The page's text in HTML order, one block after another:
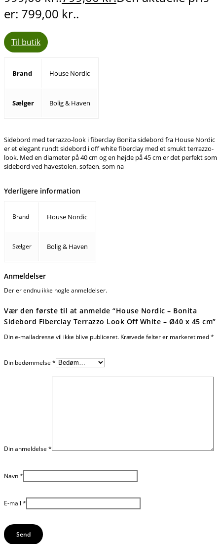
er: 799,00 kr..
Til butik
Brand House Nordic
Sælger Bolig & Haven
Sidebord med terrazzo-look i fiberclay Bonita sidebord fra House Nordic
er et elegant rundt sidebord i off white fiberclay med et smukt terrazzo-
look. Med en diameter på 40 cm og en højde på 45 cm er det perfekt som
sidebord ved havestolen, sofaen, som na
Yderligere information
Brand House Nordic
Sælger Bolig & Haven
Anmeldelser
Der er endnu ikke nogle anmeldelser.
Vær den første til at anmelde “House Nordic – Bonita
Sidebord Fiberclay Terrazzo Look Off White – Ø40 x 45 cm”
Din e-mailadresse vil ikke blive publiceret. Krævede felter er markeret med*
Din bedømmelse *
Din anmeldelse *
Navn*
E-mail *